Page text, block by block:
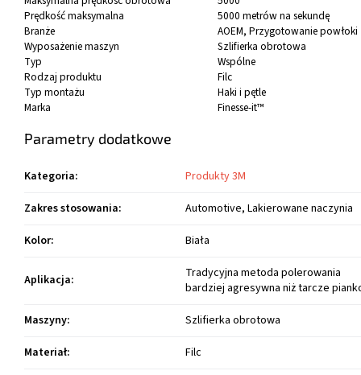
Prędkość maksymalna
5000 metrów na sekundę
Branże
AOEM, Przygotowanie powłoki
Wyposażenie maszyn
Szlifierka obrotowa
Typ
Wspólne
Rodzaj produktu
Filc
Typ montażu
Haki i pętle
Marka
Finesse-it™
Parametry dodatkowe
Kategoria:
Produkty 3M
Zakres stosowania:
Automotive, Lakierowane naczynia
Kolor: Biała
Aplikacja:
Tradycyjna metoda polerowania
bardziej agresywna niż tarcze
Maszyny:
Szlifierka obrotowa
Materiał: Filc